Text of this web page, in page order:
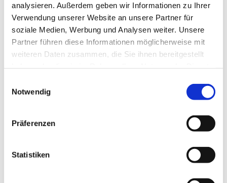
analysieren. Außerdem geben wir Informationen zu Ihrer
Verwendung unserer Website an unsere Partner für
soziale Medien, Werbung und Analysen weiter. Unsere
Partner führen diese Informationen möglicherweise mit
weiteren Daten zusammen, die Sie ihnen bereitgestellt
Notwendig
Präferenzen
Statistiken